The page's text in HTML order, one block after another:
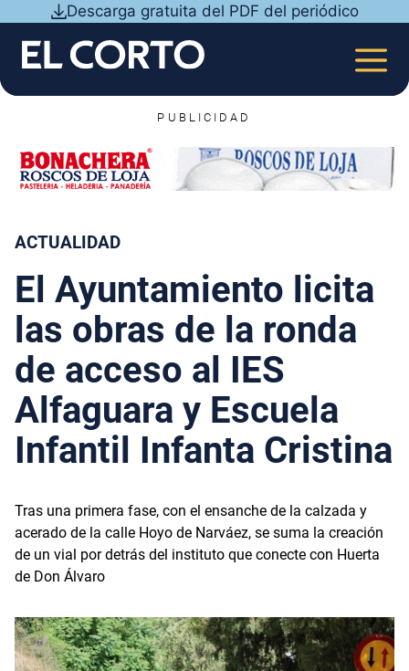
contenido
Descarga gratuita del PDF del periódico
PUBLICIDAD
ACTUALIDAD
El Ayuntamiento licita
las obras de la ronda
de acceso al IES
Alfaguara y Escuela
Infantil Infanta Cristina
Tras una primera fase, con el ensanche de la calzada y
acerado de la calle Hoyo de Narváez, se suma la creación
de un vial por detrás del instituto que conecte con Huerta
de Don Álvaro